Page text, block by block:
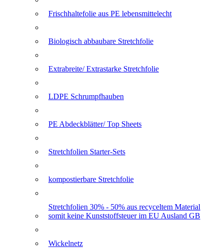
Frischhaltefolie aus PE lebensmittelecht
Biologisch abbaubare Stretchfolie
Extrabreite/ Extrastarke Stretchfolie
LDPE Schrumpfhauben
PE Abdeckblätter/ Top Sheets
Stretchfolien Starter-Sets
kompostierbare Stretchfolie
Stretchfolien 30% - 50% aus recyceltem Material
somit keine Kunststoffsteuer im EU Ausland GB
Wickelnetz